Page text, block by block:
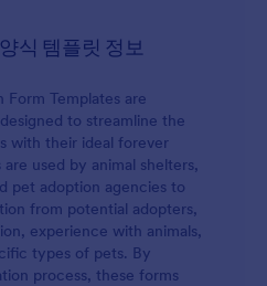
식 템플릿 정보
Templates are
to streamline the
with their ideal forever
used by animal shelters,
pet adoption agencies to
from potential adopters,
experience with animals,
types of pets. By
process, these forms